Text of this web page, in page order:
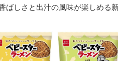
ばしさと出汁の風味が楽しめる